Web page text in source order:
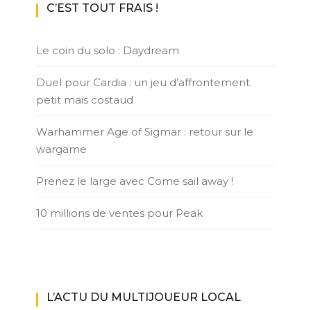
C’EST TOUT FRAIS !
Le coin du solo : Daydream
Duel pour Cardia : un jeu d’affrontement
petit mais costaud
Warhammer Age of Sigmar : retour sur le
wargame
Prenez le large avec Come sail away !
10 millions de ventes pour Peak
L’ACTU DU MULTIJOUEUR LOCAL